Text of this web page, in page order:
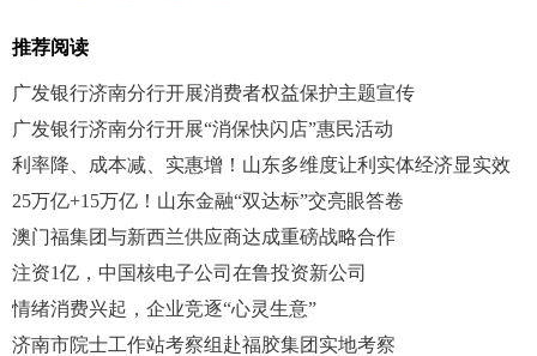
推荐阅读
广发银行济南分行开展消费者权益保护主题宣传
广发银行济南分行开展“消保快闪店”惠民活动
利率降、成本减、实惠增！山东多维度让利实体经济显实效
25万亿+15万亿！山东金融“双达标”交亮眼答卷
澳门福集团与新西兰供应商达成重磅战略合作
注资1亿，中国核电子公司在鲁投资新公司
情绪消费兴起，企业竞逐“心灵生意”
济南市院士工作站考察组赴福胶集团实地考察